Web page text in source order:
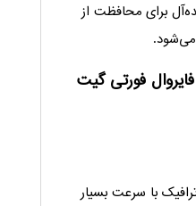
برای محافظت از
فورتی گیت
با سرعت بسیار